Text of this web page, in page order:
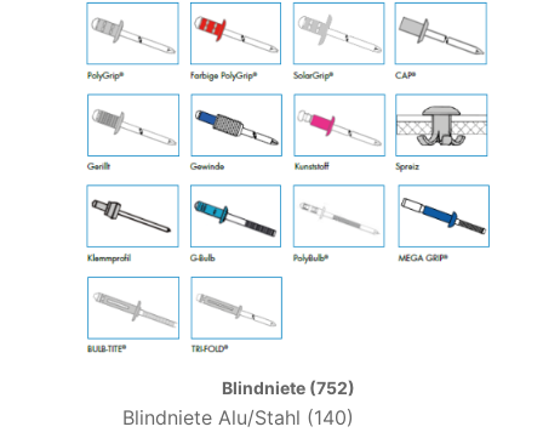
Blindniete (752)
Blindniete Alu/Stahl (140)